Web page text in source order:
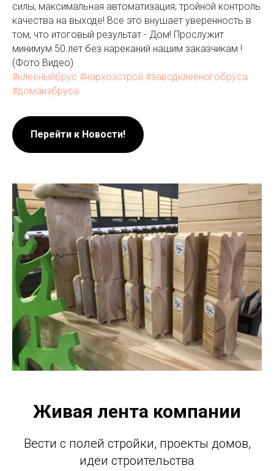
силы, максимальная автоматизация, тройной контроль
качества на выходе! Все это внушает уверенность в
том, что итоговый результат - Дом! Прослужит
минимум 50 лет без нареканий нашим заказчикам !
(Фото Видео)
#клееныйбрус #нархозстрой #заводклееногобруса
#домаизбруса
Перейти к Новости!
Живая лента компании
Вести с полей стройки, проекты домов,
идеи строительства